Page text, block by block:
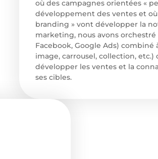
où des campagnes orientées «
développement des ventes et
branding » vont développer la
marketing, nous avons
Facebook, Google Ads)
image, carrousel, collection,
développer les ventes et la
ses cibles.